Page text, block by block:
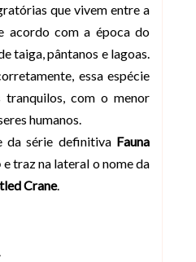
que vivem entre a
acordo com a época do
taiga, pântanos e lagoas.
essa espécie
tranquilos, com o menor
humanos.
da série definitiva Fauna
e traz na lateral o nome da
Crane.